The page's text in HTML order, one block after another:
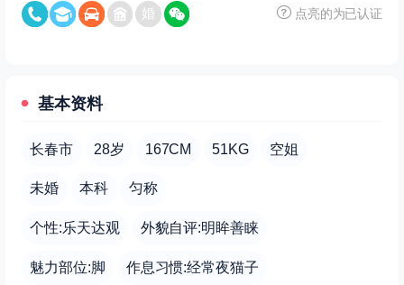
点亮的为已认证
基本资料
长春市 28岁 167CM 51KG 空姐
未婚 本科 匀称
个性:乐天达观 外貌自评:明眸善睐
魅力部位:脚 作息习惯:经常夜猫子